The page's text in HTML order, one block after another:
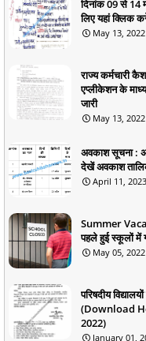
दिनांक 09 से 14
लिए यहां क्लिक
May 13, 2022
राज्य कर्मचारी
एप्लीकेशन के
जारी
May 13, 2022
अवकाश सूचना :
देखें अवकाश
April 11, 2023
Summer
पहले हुई स्कूलों में
May 05, 2022
परिषदीय
(Download
2022)
January 01,